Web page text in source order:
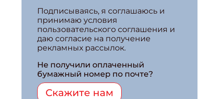
Подписываясь, я соглашаюсь и
принимаю условия
пользовательского соглашения и
даю согласие на получение
рекламных рассылок.
Не получили оплаченный
бумажный номер по почте?
Скажите нам